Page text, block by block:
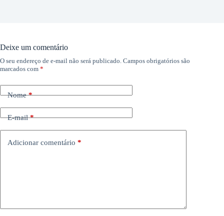
Deixe um comentário
O seu endereço de e-mail não será publicado. Campos obrigatórios são
marcados com *
Nome*
E-mail*
Adicionar comentário *